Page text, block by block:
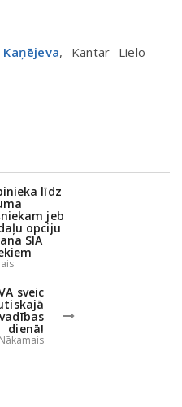
, Kantar Lielo
līdz
jeb
opciju
SIA
sveic
dienā!
Nākamais